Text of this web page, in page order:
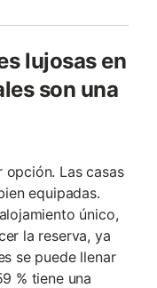
lujosas en
son una
opción. Las casas
equipadas.
único,
la reserva, ya
se puede llenar
% tiene una